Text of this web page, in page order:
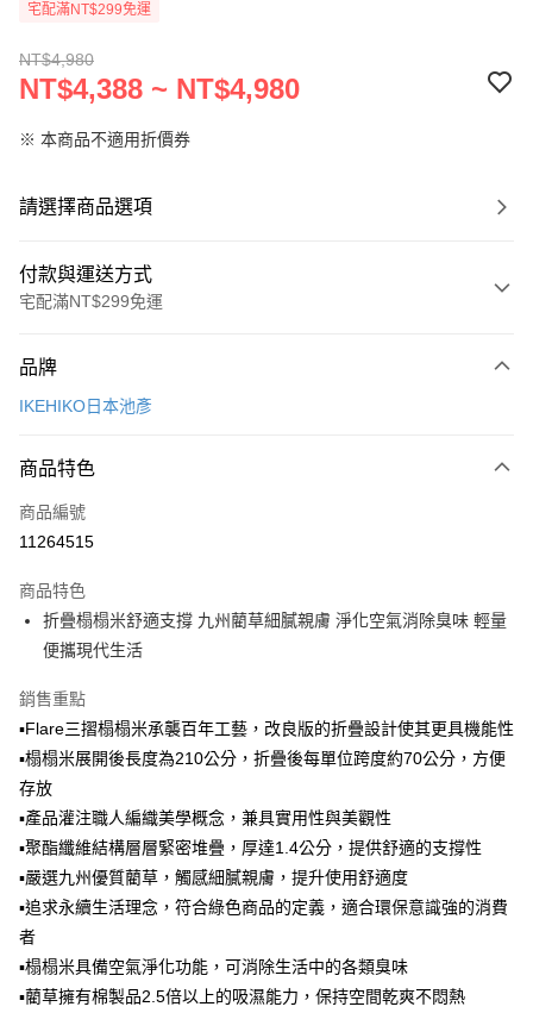
宅配滿NT$299免運
NT$4,980
NT$4,388 ~ NT$4,980
※ 本商品不適用折價券
請選擇商品選項
付款與運送方式
宅配滿NT$299免運
信用卡一次付款
Apple Pay
悠遊付
全盈+PAY
大哥付你分期
【大哥付你分期使用說明】
1.本服務由台灣大哥大提供，台灣大哥大用戶可立即使用無須另外申請。
流程，驗證手機門號後，選擇欲分期的期數、繳款截止日，確認付款後即完
成交易。
3.實際核准額度、可分期數及費用金額請依後續交易確認頁面所載為準。
4.訂單成立30分鐘內，如未前往確認交易或遇審核未通過，訂單將自動取
消。如遇「轉專審核」未通過狀況，表示未達大哥付你分期系統評分，恕無
法說明評估內容。
1.分期款項不併入電信帳單，「大哥付你分期」於每月結算日後寄送繳費提
醒簡訊。
2.透過簡訊連結打開帳單後，可選擇「超商條碼／台灣大直營門市／銀行轉
帳／街口支付／iPASS MONEY」等通路繳費。
ATM付款
運送方式
宅配【父親節大回饋】限時$299免運
每筆NT$150，滿NT$299(含以上)免運費
品牌
IKEHIKO日本池彥
商品特色
商品編號
11264515
商品特色
折疊榻榻米舒適支撐 九州藺草細膩親膚 淨化空氣消除臭味 輕量
便攜現代生活
銷售重點
▪Flare三摺榻榻米承襲百年工藝，改良版的折疊設計使其更具機能性
▪榻榻米展開後長度為210公分，折疊後每單位跨度約70公分，方便
存放
▪產品灌注職人編織美學概念，兼具實用性與美觀性
▪聚酯纖維結構層層緊密堆疊，厚達1.4公分，提供舒適的支撐性
▪嚴選九州優質藺草，觸感細膩親膚，提升使用舒適度
▪追求永續生活理念，符合綠色商品的定義，適合環保意識強的消費
者
▪榻榻米具備空氣淨化功能，可消除生活中的各類臭味
▪藺草擁有棉製品2.5倍以上的吸濕能力，保持空間乾爽不悶熱